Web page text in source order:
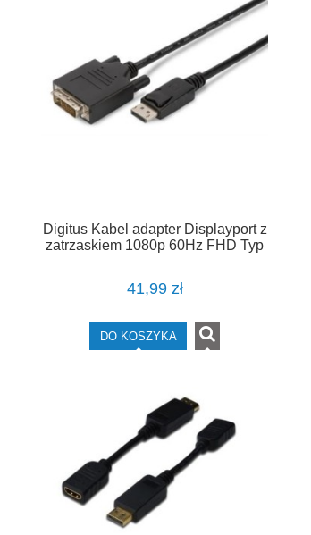
Digitus Kabel adapter Displayport z
zatrzaskiem 1080p 60Hz FHD Typ
41,99 zł
DO KOSZYKA